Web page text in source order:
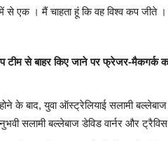
से एक । मैं चाहता हूं कि वह विश्व कप जीते
टीम से बाहर किए जाने पर फ्रेजर-मैकगर्क
होने के बाद, युवा ऑस्ट्रेलियाई सलामी
सलामी बल्लेबाज डेविड वार्नर और